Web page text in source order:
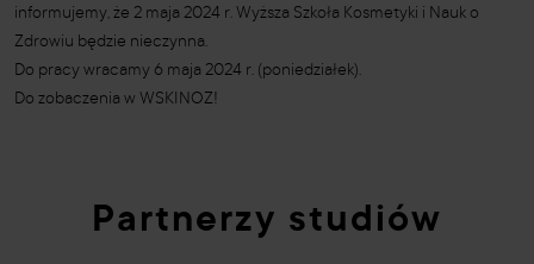
informujemy, że 2 maja 2024 r. Wyższa Szkoła Kosmetyki i Nauk o
Zdrowiu będzie nieczynna.
Do pracy wracamy 6 maja 2024 r. (poniedziałek).
Do zobaczenia w WSKINOZ!
Partnerzy studiów